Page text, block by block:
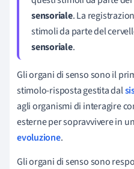
sensoriale. La
stimoli da parte del
sensoriale.
Gli organi di senso sono il
stimolo-risposta gestita dal
agli organismi di interagire
esterne per sopravvivere in
evoluzione.
Gli organi di senso sono